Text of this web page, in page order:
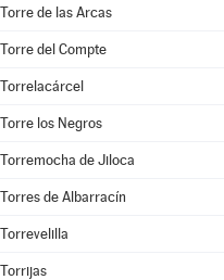
Torre de las Arcas
Torre del Compte
Torrelacárcel
Torre los Negros
Torremocha de Jiloca
Torres de Albarracín
Torrevelilla
Torrijas